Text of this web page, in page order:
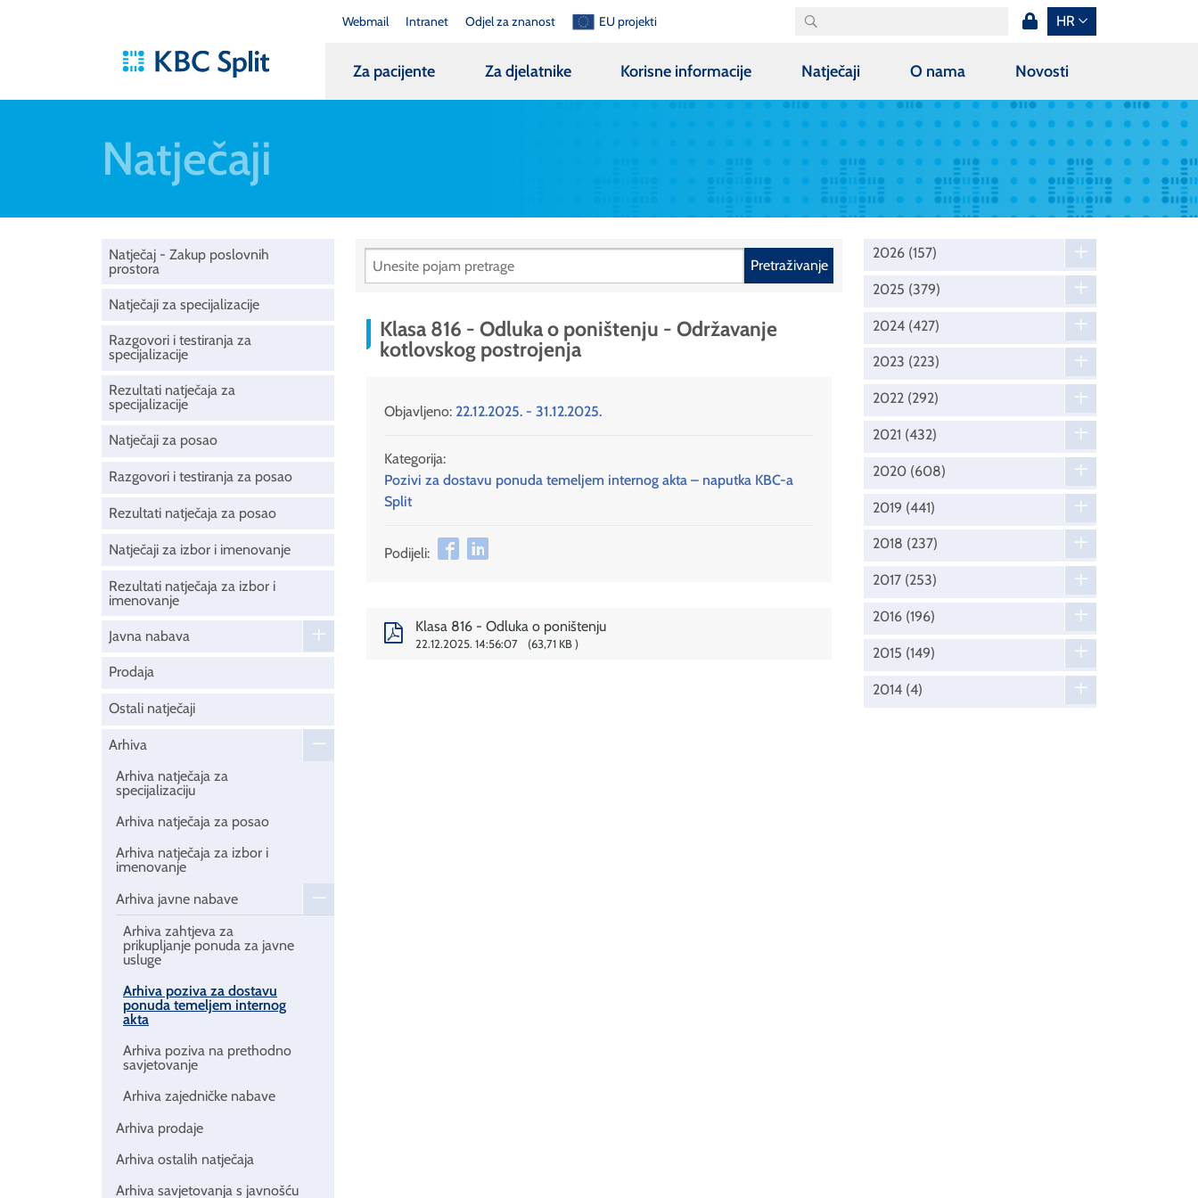
Webmail Intranet Odjel za znanost EU projekti HR
Za pacijente Za djelatnike Korisne informacije Natječaji O nama Novosti
Natječaji
Natječaj - Zakup poslovnih
prostora
Natječaji za specijalizacije
Razgovori i testiranja za
specijalizacije
Rezultati natječaja za
specijalizacije
Natječaji za posao
Razgovori i testiranja za posao
Rezultati natječaja za posao
Natječaji za izbor i imenovanje
Rezultati natječaja za izbor i
imenovanje
Javna nabava
Prodaja
Ostali natječaji
Arhiva
Arhiva natječaja za
specijalizaciju
Arhiva natječaja za posao
Arhiva natječaja za izbor i
imenovanje
Arhiva javne nabave
Arhiva zahtjeva za
prikupljanje ponuda za javne
usluge
Arhiva poziva za dostavu
ponuda temeljem internog
akta
Arhiva poziva na prethodno
savjetovanje
Arhiva zajedničke nabave
Arhiva prodaje
Arhiva ostalih natječaja
Arhiva savjetovanja s javnošću
Pretraživanje
Klasa 816 - Odluka o poništenju - Održavanje
kotlovskog postrojenja
Objavljeno: 22.12.2025. - 31.12.2025.
Kategorija:
Pozivi za dostavu ponuda temeljem internog akta – naputka KBC-a
Split
Podijeli:
Klasa 816 - Odluka o poništenju
22.12.2025. 14:56:07 63,71 KB
2026 (157)
2025 (379)
2024 (427)
2023 (223)
2022 (292)
2021 (432)
2020 (608)
2019 (441)
2018 (237)
2017 (253)
2016 (196)
2015 (149)
2014 (4)